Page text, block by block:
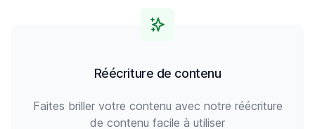
Réécriture de contenu
Faites briller votre contenu avec notre réécriture
de contenu facile à utiliser